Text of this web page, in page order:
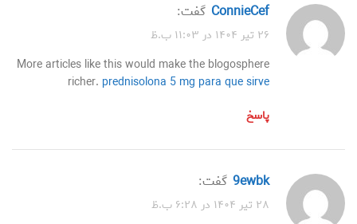
ConnieCef گفت:
۲۶ تیر ۱۴۰۴ در ۱۱:۰۳ ب.ظ
More articles like this would make the blogosphere
richer. prednisolona 5 mg para que sirve
پاسخ
9ewbk گفت:
۲۸ تیر ۱۴۰۴ در ۶:۲۸ ب.ظ